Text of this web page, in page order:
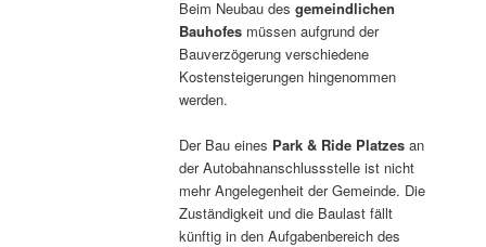
Beim Neubau desgemeindlichen
Bauhofes müssen aufgrund der
Bauverzögerung verschiedene
Kostensteigerungen hingenommen
werden.
Der Bau eines Park & Ride Platzes an
der Autobahnanschlussstelle ist nicht
mehr Angelegenheit der Gemeinde. Die
Zuständigkeit und die Baulast fällt
künftig in den Aufgabenbereich des